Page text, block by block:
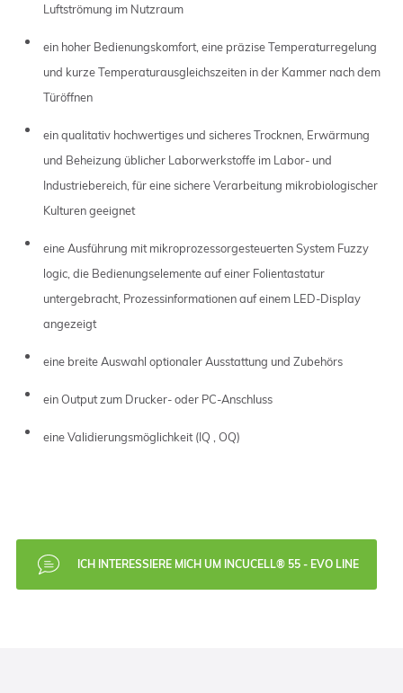
Luftströmung im Nutzraum
ein hoher Bedienungskomfort, eine präzise Temperaturregelung
und kurze Temperaturausgleichszeiten in der Kammer nach dem
Türöffnen
ein qualitativ hochwertiges und sicheres Trocknen, Erwärmung
und Beheizung üblicher Laborwerkstoffe im Labor- und
Industriebereich, für eine sichere Verarbeitung mikrobiologischer
Kulturen geeignet
eine Ausführung mit mikroprozessorgesteuerten System Fuzzy
logic, die Bedienungselemente auf einer Folientastatur
untergebracht, Prozessinformationen auf einem LED-Display
angezeigt
eine breite Auswahl optionaler Ausstattung und Zubehörs
ein Output zum Drucker- oder PC-Anschluss
eine Validierungsmöglichkeit (IQ , OQ)
ICH INTERESSIERE MICH UM INCUCELL® 55 - EVO LINE